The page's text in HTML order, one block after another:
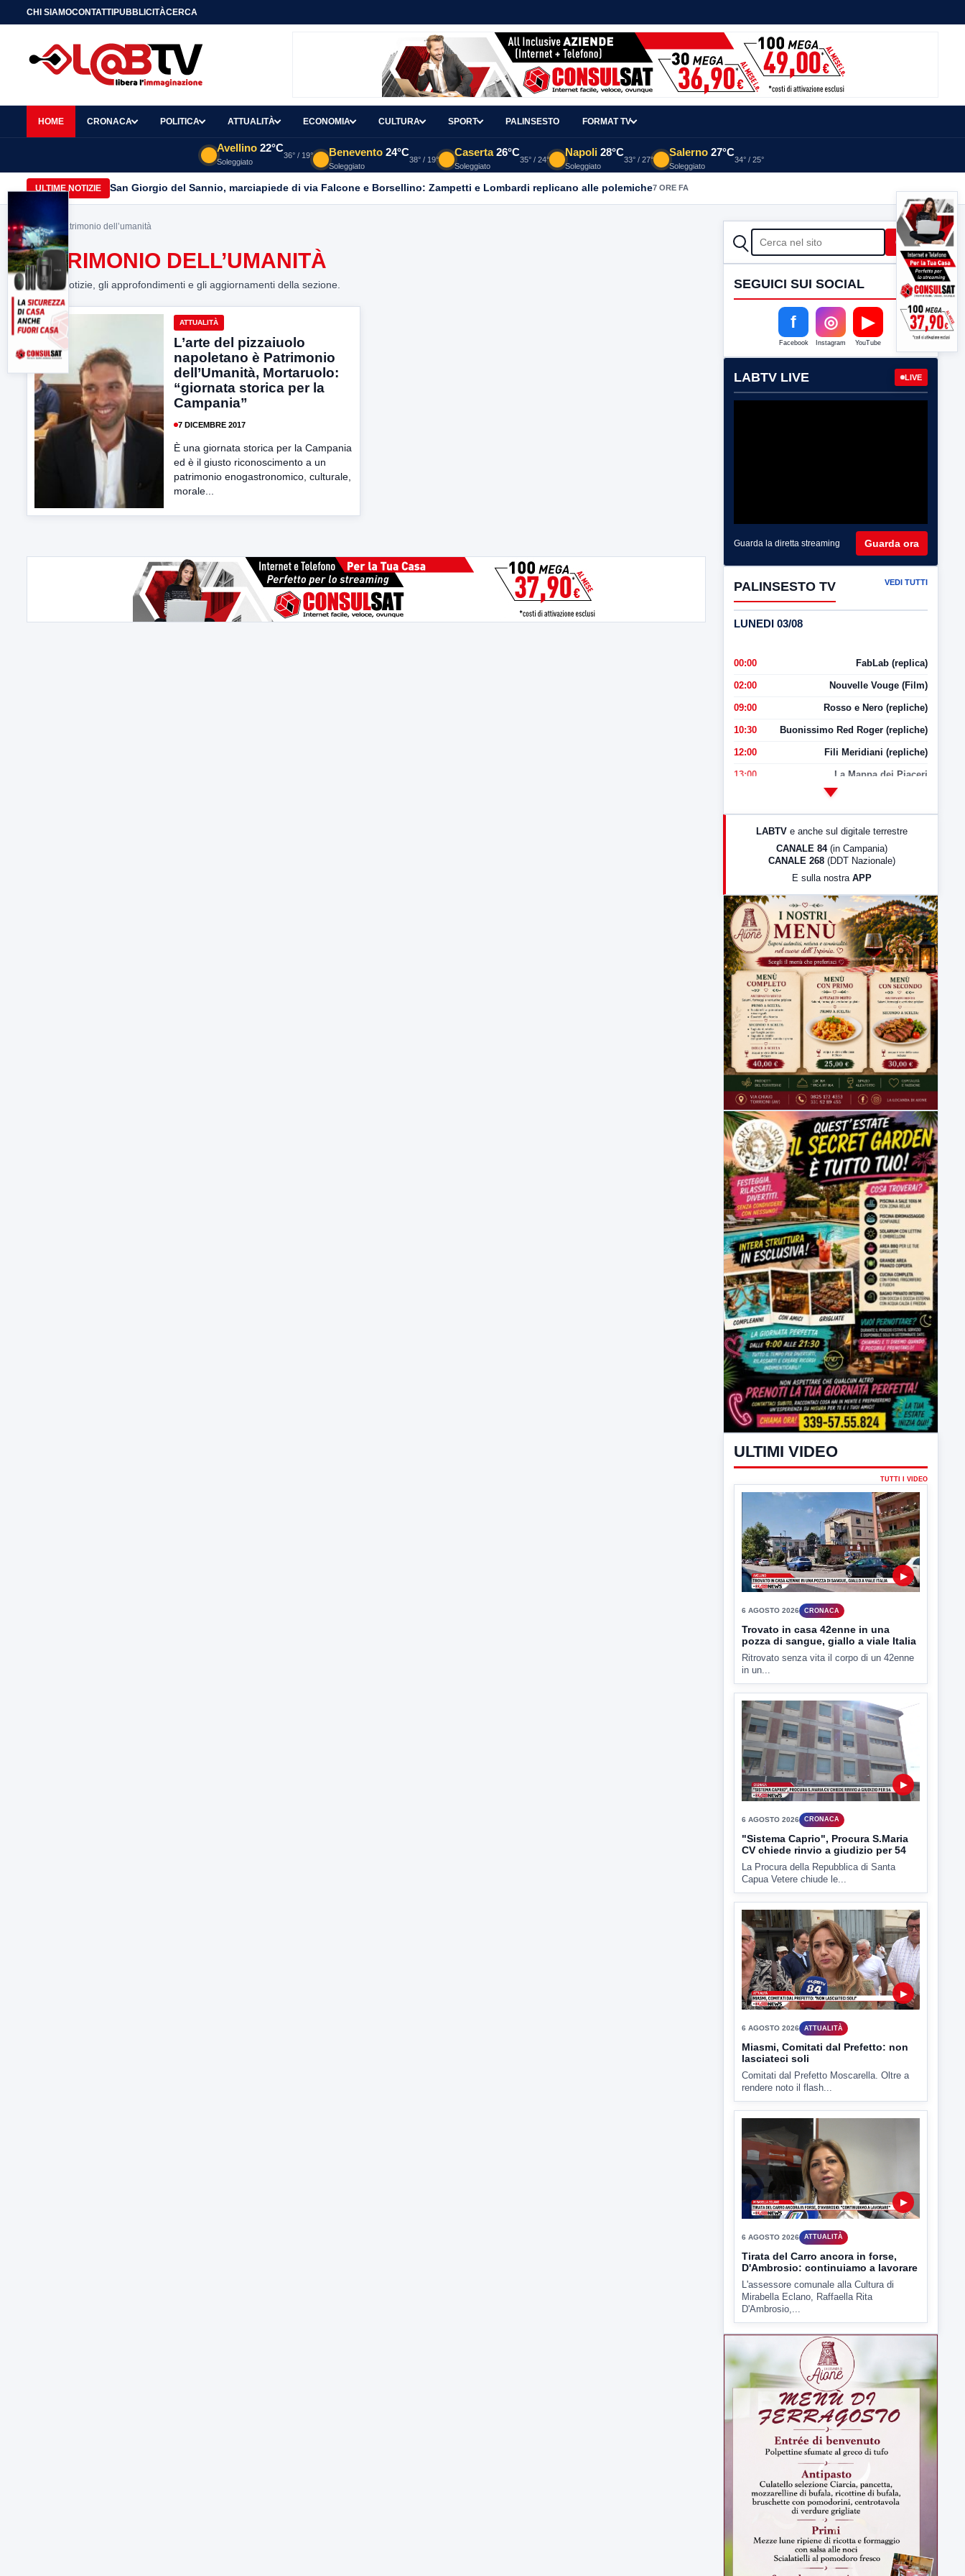
CHI SIAMOCONTATTIPUBBLICITÀCERCA
HOME CRONACA POLITICA ATTUALITÀ ECONOMIA CULTURA SPORT PALINSESTO FORMAT TV
Avellino 22°C
Soleggiato
36° / 19° Benevento 24°C
Soleggiato
38° / 19°
Caserta 26°C
Soleggiato
35° / 24°
Napoli 28°C
Soleggiato
33° / 27°
Salerno 27°C
Soleggiato
34° / 25°
ULTIME NOTIZIE San Giorgio del Sannio, marciapiede di via Falcone e Borsellino: Zampetti e Lombardi replicano alle polemiche7 ORE FA
Home> patrimonio dell’umanità
PATRIMONIO DELL’UMANITÀ
Tutte le notizie, gli approfondimenti e gli aggiornamenti della sezione.
ATTUALITÀ
L’arte del pizzaiuolo
napoletano è Patrimonio
dell’Umanità, Mortaruolo:
“giornata storica per la
Campania”
7 DICEMBRE 2017
È una giornata storica per la Campania
ed è il giusto riconoscimento a un
patrimonio enogastronomico, culturale,
morale...
CERCA Cerca
SEGUICI SUI SOCIAL
f
Facebook
◎
Instagram
▶
YouTube
LABTV LIVE LIVE
Guarda la diretta streaming Guarda ora
PALINSESTO TV VEDI TUTTI
LUNEDI 03/08
00:00 FabLab (replica)
02:00 Nouvelle Vouge (Film)
09:00 Rosso e Nero (repliche)
10:30 Buonissimo Red Roger (repliche)
12:00 Fili Meridiani (repliche)
13:00 La Mappa dei Piaceri
LabNews (Diretta)
23:00 LabNews (replica)
LABTV e anche sul digitale terrestre
CANALE 84 (in Campania)
CANALE 268 (DDT Nazionale)
E sulla nostra APP
ULTIMI VIDEO
6 AGOSTO 2026 CRONACA
Trovato in casa 42enne in una
pozza di sangue, giallo a viale Italia
Ritrovato senza vita il corpo di un 42enne
in un...
▶
6 AGOSTO 2026 CRONACA
"Sistema Caprio", Procura S.Maria
CV chiede rinvio a giudizio per 54
La Procura della Repubblica di Santa
Capua Vetere chiude le...
6 AGOSTO 2026 ATTUALITÀ
Miasmi, Comitati dal Prefetto: non
lasciateci soli
Comitati dal Prefetto Moscarella. Oltre a
rendere noto il flash...
6 AGOSTO 2026 ATTUALITÀ
Tirata del Carro ancora in forse,
D'Ambrosio: continuiamo a lavorare
L'assessore comunale alla Cultura di
Mirabella Eclano, Raffaella Rita
D'Ambrosio,...